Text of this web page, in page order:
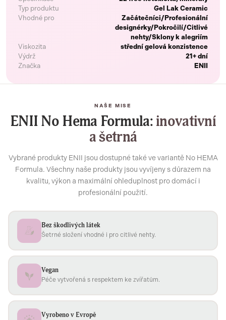
Typ produktu
Gel Lak Ceramic
Vhodné pro
Začátečníci/Profesionální
designérky/Pokročilí/Citlivé
nehty/Sklony k alegriím
Viskozita
střední gelová konzistence
Výdrž
21+ dní
Značka
ENII
NAŠE MISE
ENII No Hema Formula:inovativní
a šetrná
Vybrané produkty ENII jsou dostupné také ve variantě No HEMA
Formula. Všechny naše produkty jsou vyvíjeny s důrazem na
kvalitu, výkon a maximální ohleduplnost pro domácí i
profesionální použití.
Bez škodlivých látek
Šetrné složení vhodné i pro citlivé nehty.
Vegan
Péče vytvořená s respektem ke zvířatům.
Vyrobeno v Evropě